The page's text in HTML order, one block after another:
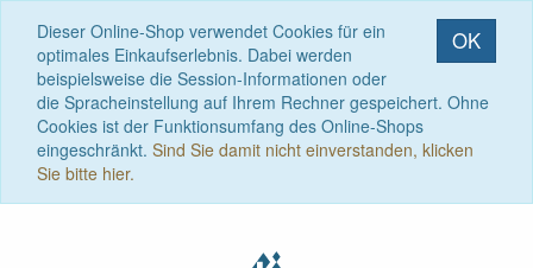
OK
Dieser Online-Shop verwendet Cookies für ein
optimales Einkaufserlebnis. Dabei werden
beispielsweise die Session-Informationen oder
die Spracheinstellung auf Ihrem Rechner gespeichert. Ohne
Cookies ist der Funktionsumfang des Online-Shops
eingeschränkt. Sind Sie damit nicht einverstanden, klicken
Sie bitte hier.